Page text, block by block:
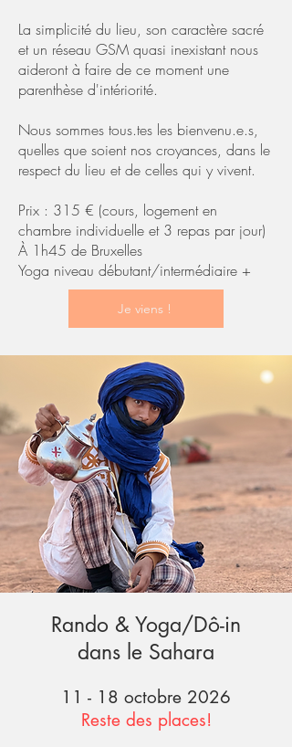
La simplicité du lieu, son caractère sacré
et un réseau GSM quasi inexistant nous
aideront à faire de ce moment une
parenthèse d'intériorité.
Nous sommes tous.tes les bienvenu.e.s,
quelles que soient nos croyances, dans le
respect du lieu et de celles qui y vivent. ​
Prix : 315 € (cours, logement en
chambre individuelle et 3 repas par jour)
À 1h45 de Bruxelles
Yoga niveau débutant/intermédiaire +
Je viens !
Rando & Yoga/Dô-in
dans le Sahara
11 - 18 octobre 2026
Reste des places!